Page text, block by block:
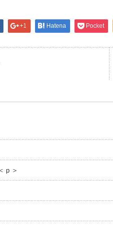
+1 Hatena Pocket
ｐ＞